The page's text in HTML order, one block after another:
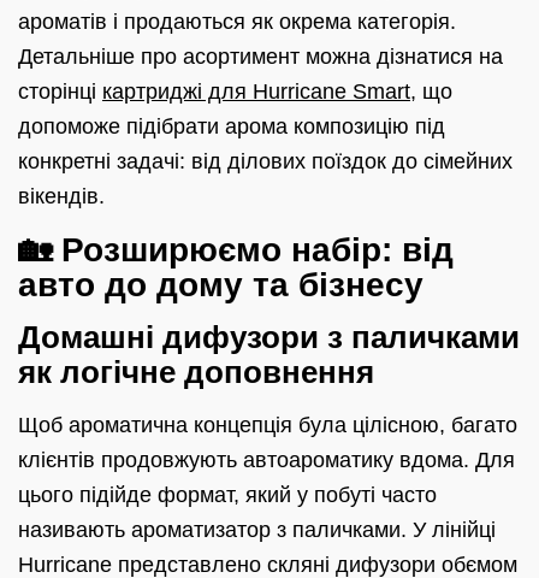
ароматів і продаються як окрема категорія.
Детальніше про асортимент можна дізнатися на
сторінці картриджі для Hurricane Smart, що
допоможе підібрати арома композицію під
конкретні задачі: від ділових поїздок до сімейних
вікендів.
🏡 Розширюємо набір: від
авто до дому та бізнесу
Домашні дифузори з паличками
як логічне доповнення
Щоб ароматична концепція була цілісною, багато
клієнтів продовжують автоароматику вдома. Для
цього підійде формат, який у побуті часто
називають ароматизатор з паличками. У лінійці
Hurricane представлено скляні дифузори обємом